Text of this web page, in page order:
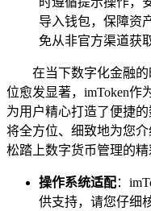
导入钱包，保障资
免从非官方渠道获
在当下数字化金融
位愈发显著，imToken作
为用户精心打造了便捷
将全方位、细致地为您
松踏上数字货币管理的精
操作系统适配：
供支持，请您仔细